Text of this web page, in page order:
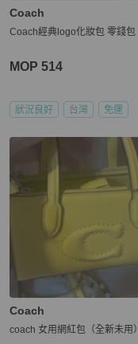
Coach
Coach經典logo化妝包 零錢包
MOP 514
狀況良好 台灣 免運
Coach
coach 女用網紅包（全新未用）